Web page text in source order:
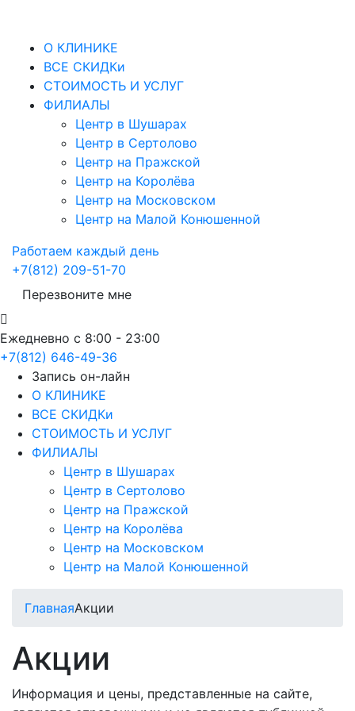
О КЛИНИКЕ
ВСЕ СКИДКи
СТОИМОСТЬ И УСЛУГ
ФИЛИАЛЫ
Центр в Шушарах
Центр в Сертолово
Центр на Пражской
Центр на Королёва
Центр на Московском
Центр на Малой Конюшенной
Работаем каждый день
+7(812) 209-51-70
Перезвоните мне
Ежедневно с 8:00 - 23:00
+7(812) 646-49-36
Запись он-лайн
О КЛИНИКЕ
ВСЕ СКИДКи
СТОИМОСТЬ И УСЛУГ
ФИЛИАЛЫ
Центр в Шушарах
Центр в Сертолово
Центр на Пражской
Центр на Королёва
Центр на Московском
Центр на Малой Конюшенной
ГлавнаяАкции
Акции
Информация и цены, представленные на сайте,